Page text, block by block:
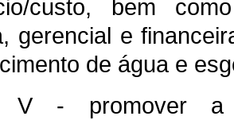
custo, bem
gerencial e
de água e
V - promover a